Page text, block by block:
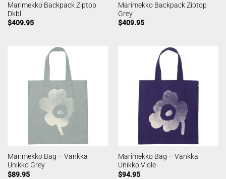
Marimekko Backpack Ziptop
Dkbl
$409.95
Marimekko Backpack Ziptop
Grey
$409.95
Marimekko Bag – Vankka
Unikko Grey
$89.95
Marimekko Bag – Vankka
Unikko Viole
$94.95